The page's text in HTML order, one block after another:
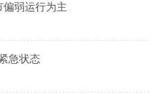
酸价格弱势下行 后市偏弱运行为主
急状态